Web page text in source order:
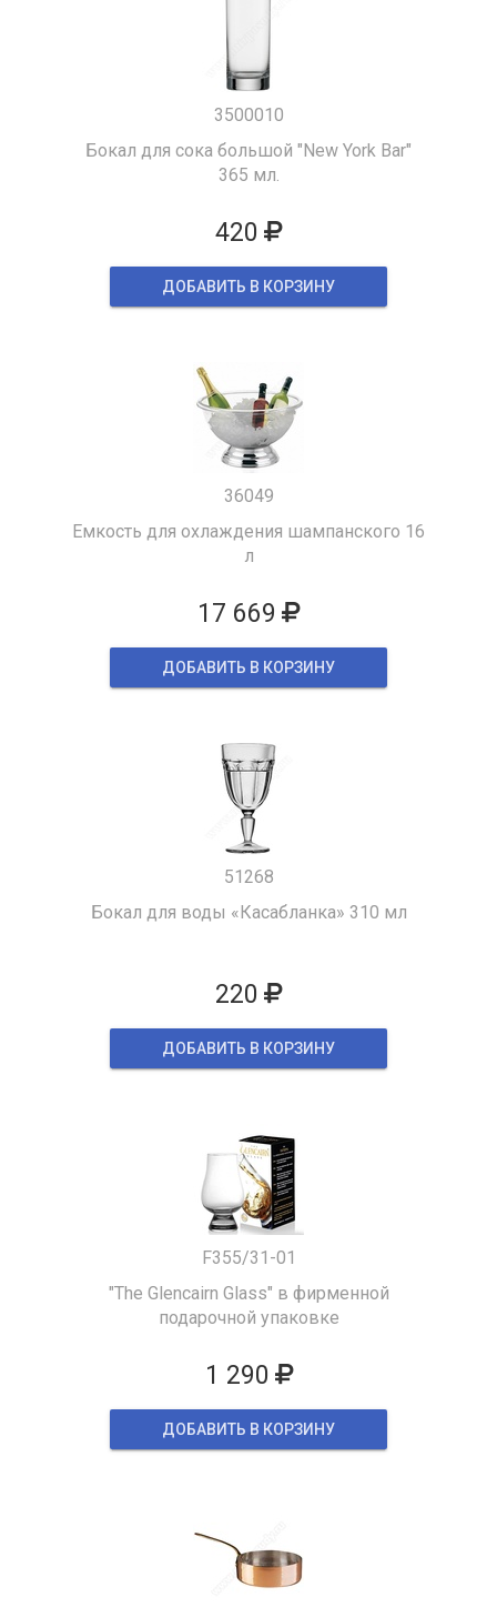
3500010
Бокал для сока большой "New York Bar"
365 мл.
420
ДОБАВИТЬ В КОРЗИНУ
36049
Емкость для охлаждения шампанского 16
л
17 669
ДОБАВИТЬ В КОРЗИНУ
51268
Бокал для воды «Касабланка» 310 мл
220
ДОБАВИТЬ В КОРЗИНУ
F355/31-01
"The Glencairn Glass" в фирменной
подарочной упаковке
1 290
ДОБАВИТЬ В КОРЗИНУ